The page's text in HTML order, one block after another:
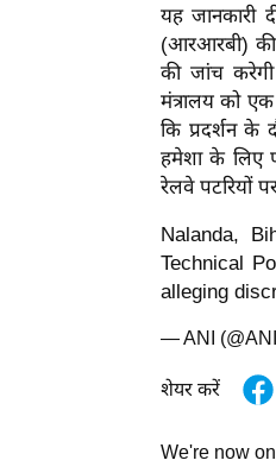
यह जानकारी
(आरआरबी) की
की जांच
मंत्रालय को एक
कि प्रदर्शन के
हमेशा के लिए
रेलवे पटरियों
Nalanda,
Technical
alleging
— ANI
शेयर करें
We're now